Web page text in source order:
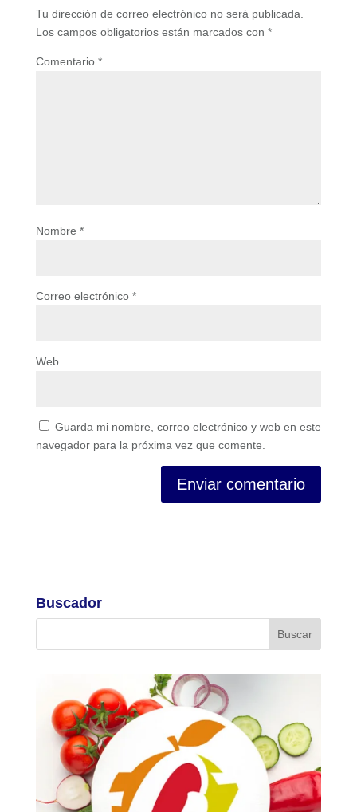
Tu dirección de correo electrónico no será publicada.
Los campos obligatorios están marcados con *
Comentario *
Nombre *
Correo electrónico *
Web
Guarda mi nombre, correo electrónico y web en este
navegador para la próxima vez que comente.
Buscador